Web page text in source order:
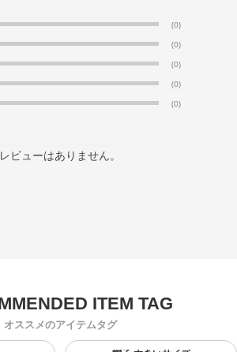
(0)
(0)
(0)
(0)
(0)
レビューはありません。
オススメのアイテムタグ